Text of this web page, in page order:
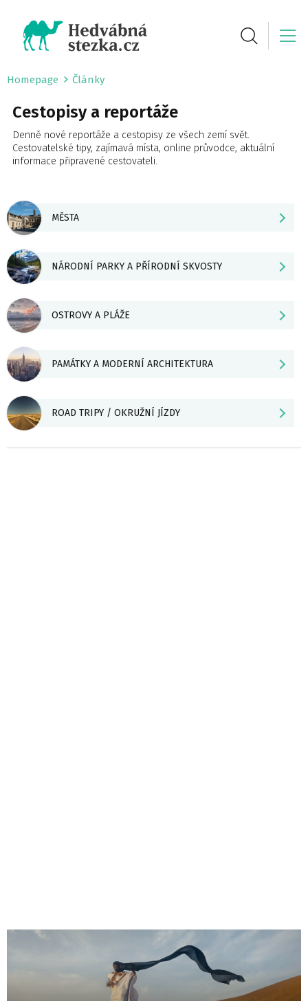
Homepage Články
Cestopisy a reportáže
Denně nové reportáže a cestopisy ze všech zemí svět.
Cestovatelské tipy, zajímavá místa, online průvodce, aktuální
informace připravené cestovateli.
MĚSTA
NÁRODNÍ PARKY A PŘÍRODNÍ SKVOSTY
OSTROVY A PLÁŽE
PAMÁTKY A MODERNÍ ARCHITEKTURA
ROAD TRIPY / OKRUŽNÍ JÍZDY